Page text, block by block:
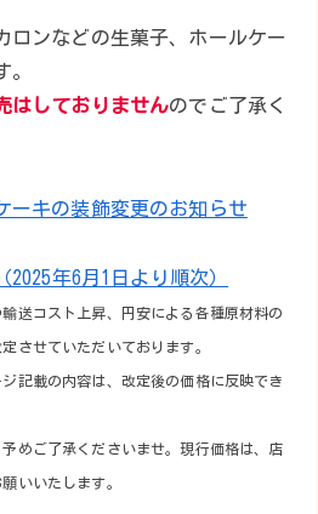
ロンなどの生菓子、ホールケー
。
はしておりませんのでご了承く
ーキの装飾変更のお知らせ
年6月1日より順次）
送コスト上昇、円安による各種原材料の
させていただいております。
記載の内容は、改定後の価格に反映でき
めご了承くださいませ。現行価格は、店
いいたします。